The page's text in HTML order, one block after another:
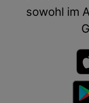
sowohl im